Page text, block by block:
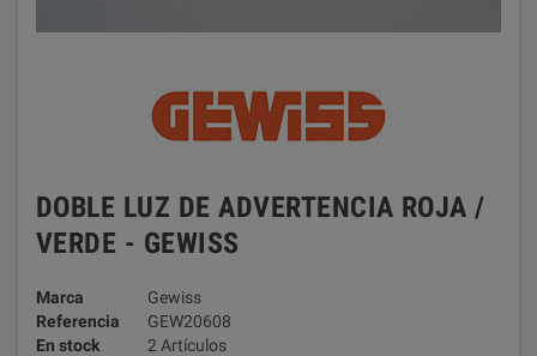
DOBLE LUZ DE ADVERTENCIA ROJA /
VERDE - GEWISS
Marca
Gewiss
Referencia
GEW20608
En stock
2 Artículos